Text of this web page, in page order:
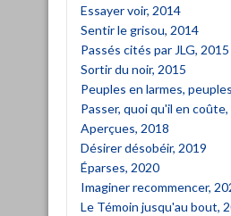
Essayer voir, 2014
Sentir le grisou, 2014
Passés cités par JLG, 2015
Sortir du noir, 2015
Peuples en larmes,
Passer, quoi qu'il en
Aperçues, 2018
Désirer désobéir, 2019
Éparses, 2020
Imaginer recommencer,
Le Témoin jusqu'au bout,